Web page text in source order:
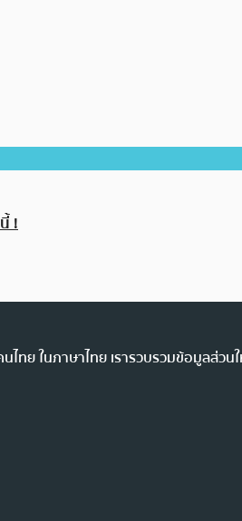
!
ทย ในภาษาไทย เรารวบรวมข้อมูลส่ว